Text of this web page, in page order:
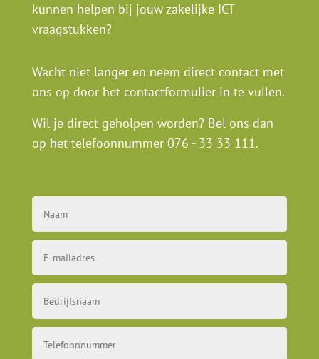
kunnen helpen bij jouw zakelijke ICT
vraagstukken?
Wacht niet langer en neem direct contact met
ons op door het contactformulier in te vullen.
Wil je direct geholpen worden? Bel ons dan
op het telefoonnummer 076 - 33 33 111.